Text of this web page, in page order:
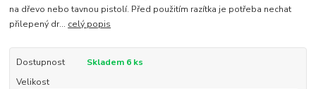
na dřevo nebo tavnou pistolí. Před použitím razítka je potřeba nechat
přilepený dr... celý popis
Dostupnost
Skladem 6 ks
Velikost